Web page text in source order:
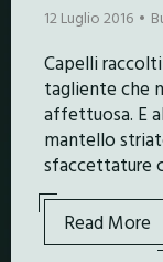
12 Luglio 2016
Capelli
tagliente che
affettuosa. E
mantello
sfaccettature
Read More